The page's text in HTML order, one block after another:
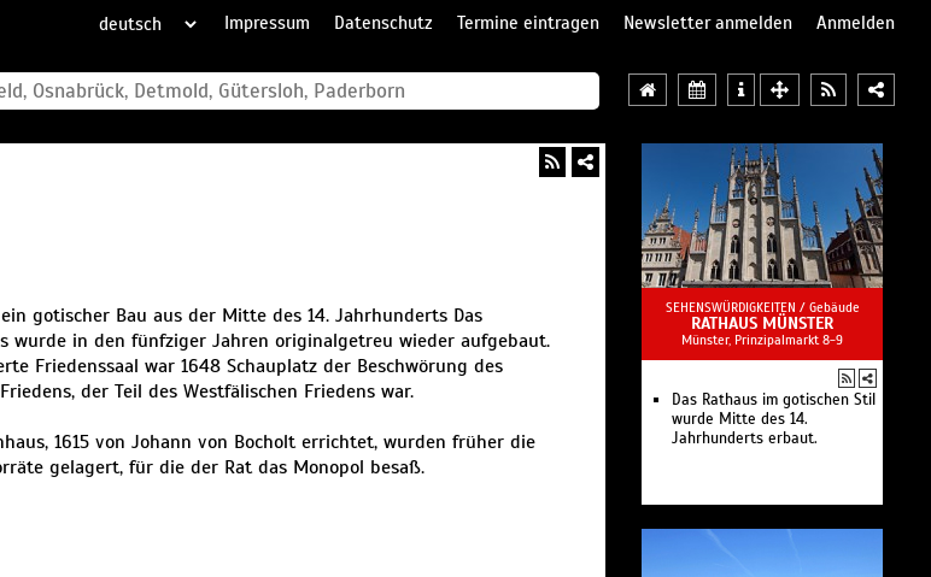
Impressum Datenschutz Termine eintragen Newsletter anmelden
Anmelden
gotischer Bau aus der Mitte des 14. Jahrhunderts Das
wurde in den fünfziger Jahren originalgetreu wieder aufgebaut.
Friedenssaal war 1648 Schauplatz der Beschwörung des
der Teil des Westfälischen Friedens war.
1615 von Johann von Bocholt errichtet, wurden früher die
gelagert, für die der Rat das Monopol besaß.
SEHENSWÜRDIGKEITEN / Gebäude
RATHAUS MÜNSTER
Münster, Prinzipalmarkt 8-9
Das Rathaus im gotischen Stil
wurde Mitte des 14.
Jahrhunderts erbaut.